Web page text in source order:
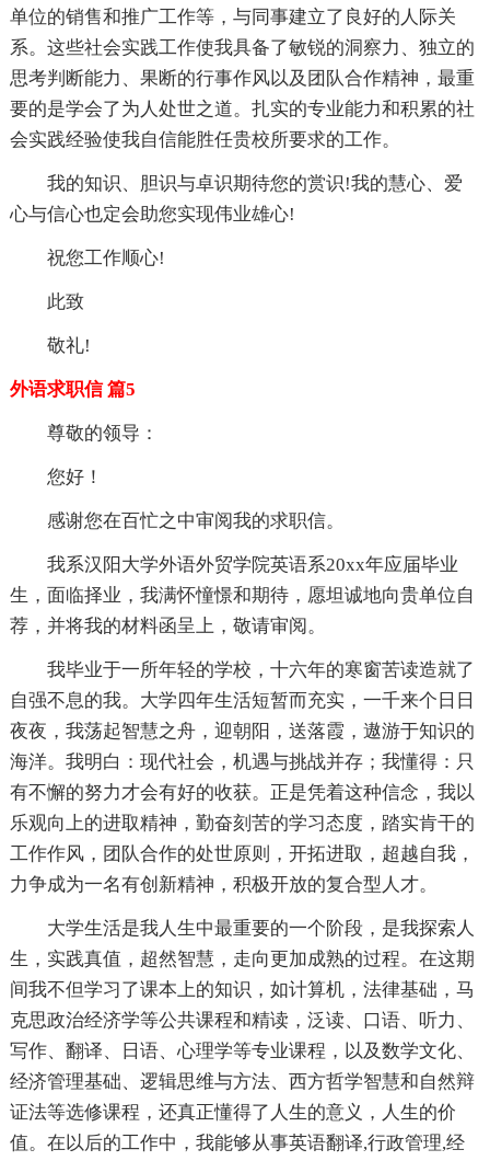
单位的销售和推广工作等，与同事建立了良好的人际关
系。这些社会实践工作使我具备了敏锐的洞察力、独立的
思考判断能力、果断的行事作风以及团队合作精神，最重
要的是学会了为人处世之道。扎实的专业能力和积累的社
会实践经验使我自信能胜任贵校所要求的工作。
我的知识、胆识与卓识期待您的赏识!我的慧心、爱
心与信心也定会助您实现伟业雄心!
祝您工作顺心!
此致
敬礼!
外语求职信 篇5
尊敬的领导：
您好！
感谢您在百忙之中审阅我的求职信。
我系汉阳大学外语外贸学院英语系20xx年应届毕业
生，面临择业，我满怀憧憬和期待，愿坦诚地向贵单位自
荐，并将我的材料函呈上，敬请审阅。
我毕业于一所年轻的学校，十六年的寒窗苦读造就了
自强不息的我。大学四年生活短暂而充实，一千来个日日
夜夜，我荡起智慧之舟，迎朝阳，送落霞，遨游于知识的
海洋。我明白：现代社会，机遇与挑战并存；我懂得：只
有不懈的努力才会有好的收获。正是凭着这种信念，我以
乐观向上的进取精神，勤奋刻苦的学习态度，踏实肯干的
工作作风，团队合作的处世原则，开拓进取，超越自我，
力争成为一名有创新精神，积极开放的复合型人才。
大学生活是我人生中最重要的一个阶段，是我探索人
生，实践真值，超然智慧，走向更加成熟的过程。在这期
间我不但学习了课本上的知识，如计算机，法律基础，马
克思政治经济学等公共课程和精读，泛读、口语、听力、
写作、翻译、日语、心理学等专业课程，以及数学文化、
经济管理基础、逻辑思维与方法、西方哲学智慧和自然辩
证法等选修课程，还真正懂得了人生的意义，人生的价
值。在以后的工作中，我能够从事英语翻译,行政管理,经